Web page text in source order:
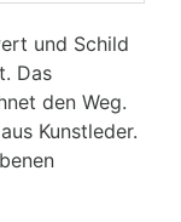
und Schild
Das
den Weg.
Kunstleder.